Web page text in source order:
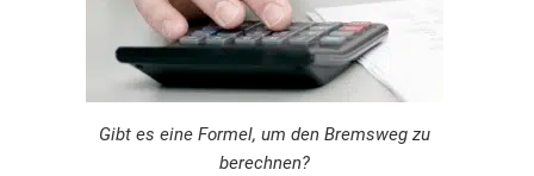
Gibt es eine Formel, um den Bremsweg zu
berechnen?